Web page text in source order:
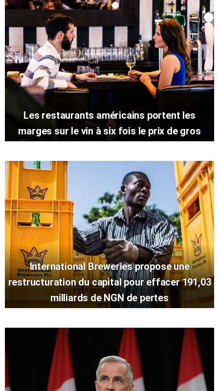
Les restaurants américains portent les
marges sur le vin à six fois le prix de gros
International Breweries propose une
restructuration du capital pour effacer 191,03
milliards de NGN de pertes